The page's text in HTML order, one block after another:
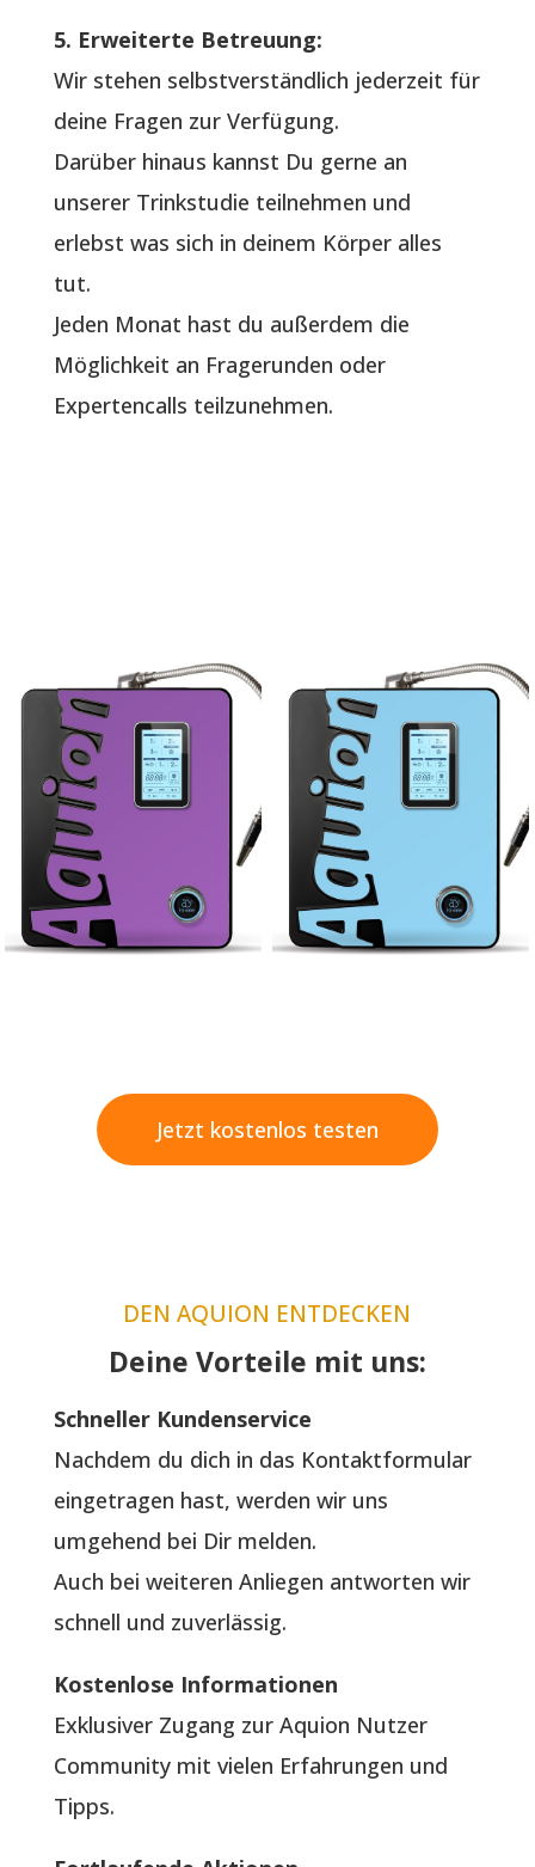
5. Erweiterte Betreuung:
Wir stehen selbstverständlich jederzeit für
deine Fragen zur Verfügung.
Darüber hinaus kannst Du gerne an
unserer Trinkstudie teilnehmen und
erlebst was sich in deinem Körper alles
tut.
Jeden Monat hast du außerdem die
Möglichkeit an Fragerunden oder
Expertencalls teilzunehmen.
Jetzt kostenlos testen
DEN AQUION ENTDECKEN
Deine Vorteile mit uns:
Schneller Kundenservice
Nachdem du dich in das Kontaktformular
eingetragen hast, werden wir uns
umgehend bei Dir melden.
Auch bei weiteren Anliegen antworten wir
schnell und zuverlässig.
Kostenlose Informationen
Exklusiver Zugang zur Aquion Nutzer
Community mit vielen Erfahrungen und
Tipps.